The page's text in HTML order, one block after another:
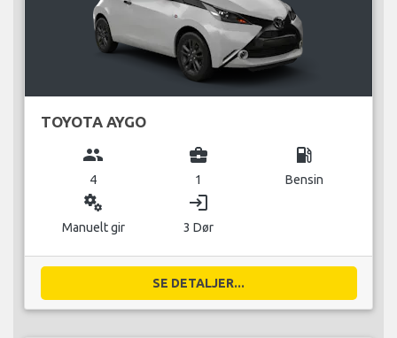
TOYOTA AYGO
group
4
business_center
1
local_gas_station
Bensin
miscellaneous_services
Manuelt gir
login
3 Dør
SE DETALJER...